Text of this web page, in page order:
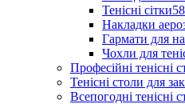
Тенісні сітки58
Накладки
Гармати для
Чохли для
Професійні тенісні
Тенісні столи для
Всепогодні тенісні